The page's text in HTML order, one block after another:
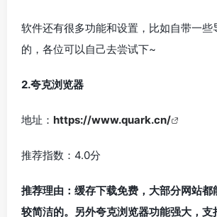
软件还有很多功能和设置，比如自带一些
的，各位可以自己去尝试下~
2.夸克浏览器
地址： https://www.quark.cn/
推荐指数：4.0分
推荐理由：缓存下载免费，大部分网站都
较简洁的。另外夸克浏览器功能强大，支